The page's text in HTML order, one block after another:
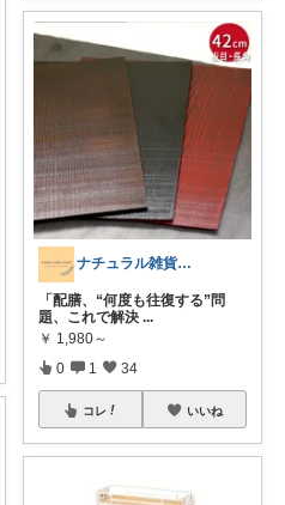
ナチュラル雑貨とカフェ空間 ☕️
「配膳、“何度も往復する”問
題、これで解決 ...
￥ 1,980～
0 1 34
コレ いいね